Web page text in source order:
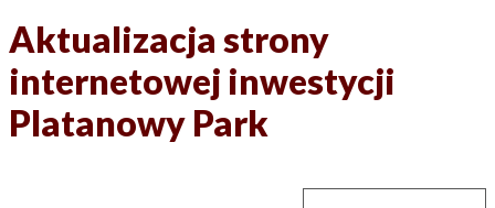
Aktualizacja strony
internetowej inwestycji
Platanowy Park